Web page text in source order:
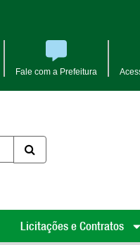
Fale com a Prefeitura
Licitações e Contratos